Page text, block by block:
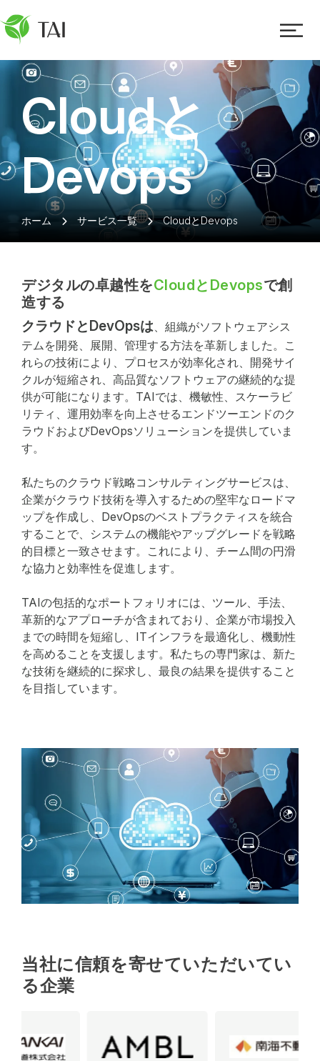
Cloudと
Devops
ホーム サービス一覧 CloudとDevops
デジタルの卓越性をCloudとDevopsで創
造する
クラウドとDevOpsは、組織がソフトウェアシス
テムを開発、展開、管理する方法を革新しました。こ
れらの技術により、プロセスが効率化され、開発サイ
クルが短縮され、高品質なソフトウェアの継続的な提
供が可能になります。TAIでは、機敏性、スケーラビ
リティ、運用効率を向上させるエンドツーエンドのク
ラウドおよびDevOpsソリューションを提供していま
す。
私たちのクラウド戦略コンサルティングサービスは、
企業がクラウド技術を導入するための堅牢なロードマ
ップを作成し、DevOpsのベストプラクティスを統合
することで、システムの機能やアップグレードを戦略
的目標と一致させます。これにより、チーム間の円滑
な協力と効率性を促進します。
TAIの包括的なポートフォリオには、ツール、手法、
革新的なアプローチが含まれており、企業が市場投入
までの時間を短縮し、ITインフラを最適化し、機動性
を高めることを支援します。私たちの専門家は、新た
な技術を継続的に探求し、最良の結果を提供すること
を目指しています。
当社に信頼を寄せていただいてい
る企業